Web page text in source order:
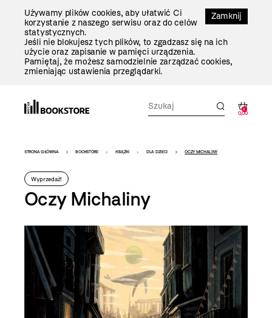
Zamknij
Używamy plików cookies, aby ułatwić Ci
korzystanie z naszego serwisu oraz do celów
statystycznych.
Jeśli nie blokujesz tych plików, to zgadzasz się na ich
użycie oraz zapisanie w pamięci urządzenia.
Pamiętaj, że możesz samodzielnie zarządzać cookies,
zmieniając ustawienia przeglądarki.
0
0,00
Bookstore
-
szablon
szczegóły
STRONA GŁÓWNA BOOKSTORE KSIĄŻKI DLA DZIECI OCZY MICHALINY
Wyprzedaż!
Oczy Michaliny